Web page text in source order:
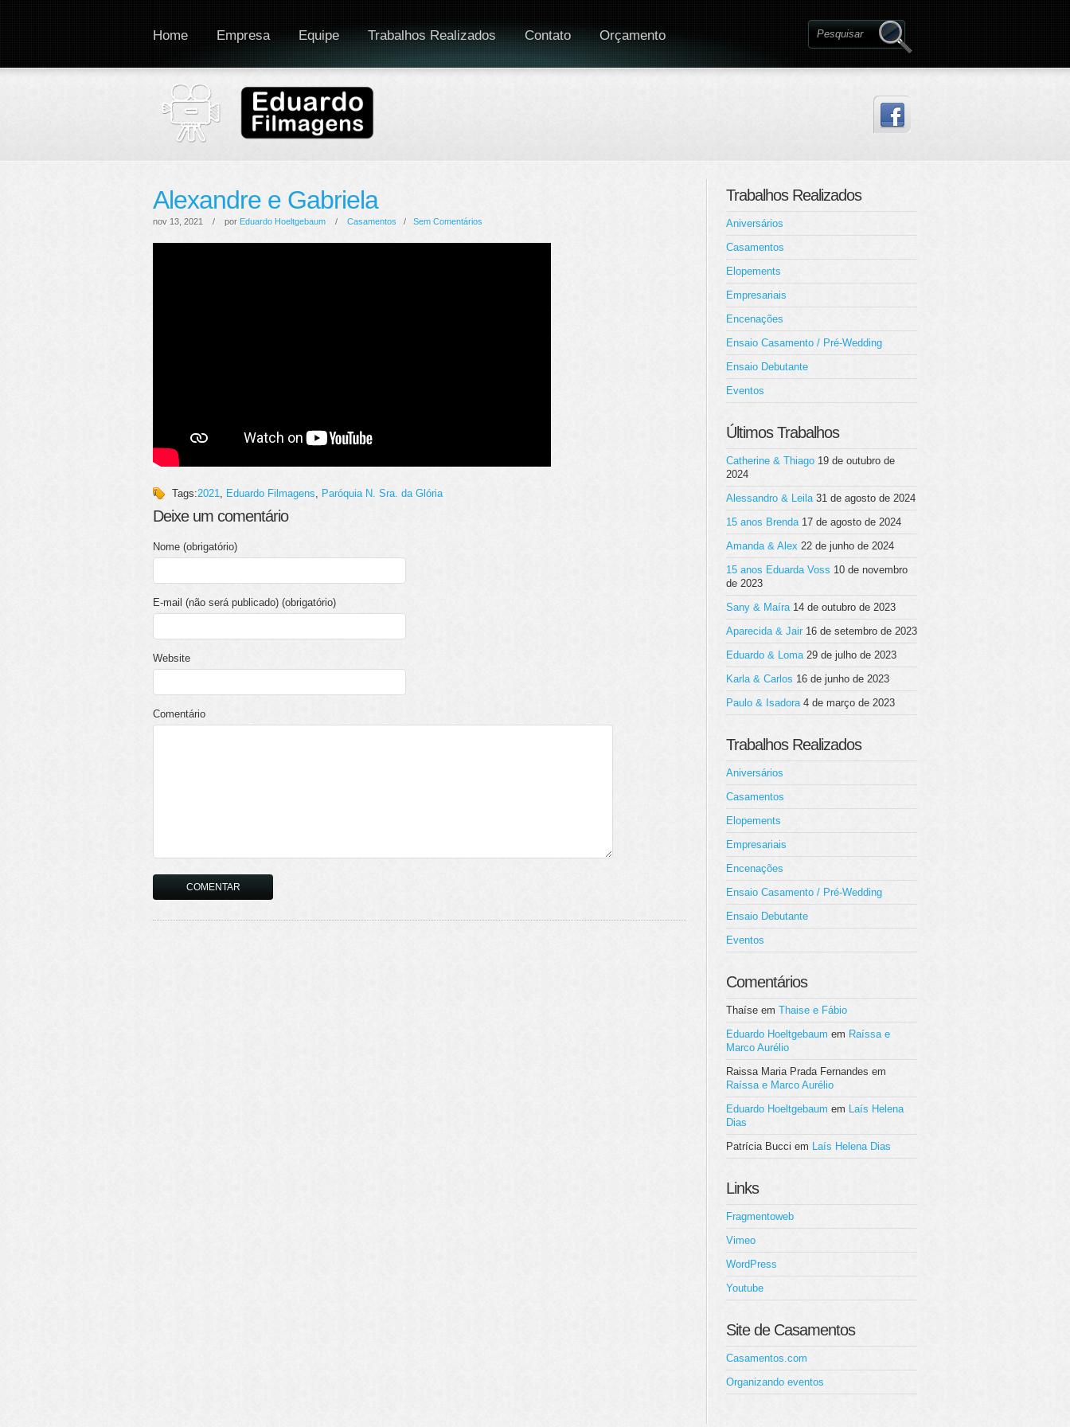
Home Empresa Equipe Trabalhos Realizados Contato Orçamento
Alexandre e Gabriela
nov 13, 2021 / por Eduardo Hoeltgebaum / Casamentos / Sem Comentários
Tags:2021, Eduardo Filmagens, Paróquia N. Sra. da Glória
Deixe um comentário
Nome (obrigatório)
E-mail (não será publicado) (obrigatório)
Website
Comentário
Trabalhos Realizados
Aniversários
Casamentos
Elopements
Empresariais
Encenações
Ensaio Casamento / Pré-Wedding
Ensaio Debutante
Eventos
Últimos Trabalhos
Catherine & Thiago 19 de outubro de
2024
Alessandro & Leila 31 de agosto de 2024
15 anos Brenda 17 de agosto de 2024
Amanda & Alex 22 de junho de 2024
15 anos Eduarda Voss 10 de novembro
de 2023
Sany & Maíra 14 de outubro de 2023
Aparecida & Jair 16 de setembro de 2023
Eduardo & Loma 29 de julho de 2023
Karla & Carlos 16 de junho de 2023
Paulo & Isadora 4 de março de 2023
Trabalhos Realizados
Aniversários
Casamentos
Elopements
Empresariais
Encenações
Ensaio Casamento / Pré-Wedding
Ensaio Debutante
Eventos
Comentários
Thaíse em Thaise e Fábio
Eduardo Hoeltgebaum em Raíssa e
Marco Aurélio
Raissa Maria Prada Fernandes em
Raíssa e Marco Aurélio
Eduardo Hoeltgebaum em Laís Helena
Dias
Patrícia Bucci em Laís Helena Dias
Links
Fragmentoweb
Vimeo
WordPress
Youtube
Site de Casamentos
Casamentos.com
Organizando eventos